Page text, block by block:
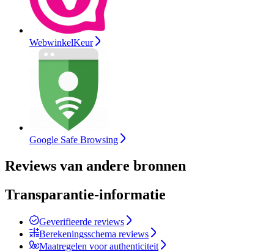
WebwinkelKeur
Google Safe Browsing
Reviews van andere bronnen
Transparantie-informatie
Geverifieerde reviews
Berekeningsschema reviews
Maatregelen voor authenticiteit